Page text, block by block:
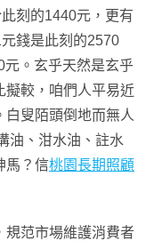
刻的1440元，更有
錢是此刻的2570
元。玄乎天然是玄乎
擬較，咱們人平易近
白叟陌頭倒地而無人
油、泔水油、註水
馬？信桃園長期照顧
范市場維護消費者